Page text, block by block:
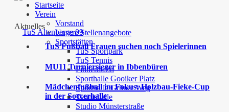
Startseite
Verein
Vorstand
Unsere Stellenangebote
Sportstätten
TuS Sportpark
TuS Tennis
Finnenbahn
Sporthalle Gooiker Platz
Sporthalle Grüner Weg
Tennishalle
Studio Münsterstraße
Aktuelles
TuS Fußball Frauen suchen noch Spielerinnen
MU11 Turniersieger in Ibbenbüren
Mädchenfußball im Fokus: Holzbau-Fieke-Cup
in der Soccerhalle